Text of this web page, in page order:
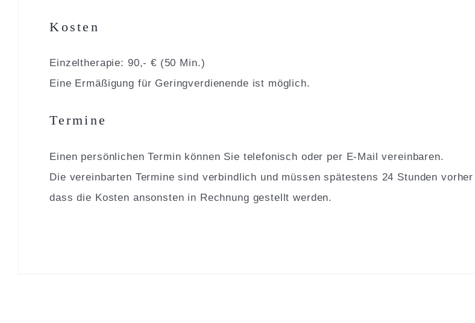
Kosten
Einzeltherapie: 90,- € (50 Min.)
Eine Ermäßigung für Geringverdienende ist möglich.
Termine
Einen persönlichen Termin können Sie telefonisch oder per E-Mail vereinbaren.
Die vereinbarten Termine sind verbindlich und müssen spätestens 24 Stunden
dass die Kosten ansonsten in Rechnung gestellt werden.